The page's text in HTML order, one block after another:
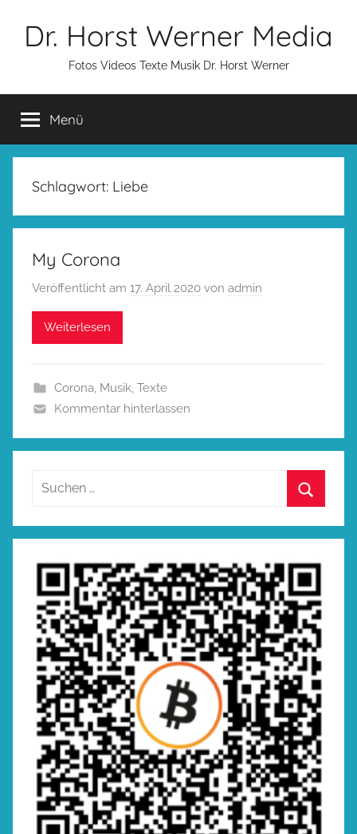
InhaltDr. Horst Werner Media
Fotos Videos Texte Musik Dr. Horst Werner
Menü
Schlagwort: Liebe
My Corona
Veröffentlicht am 17. April 2020 von admin
Weiterlesen
Corona Musik, Texte
Kommentar hinterlassen
Suchen